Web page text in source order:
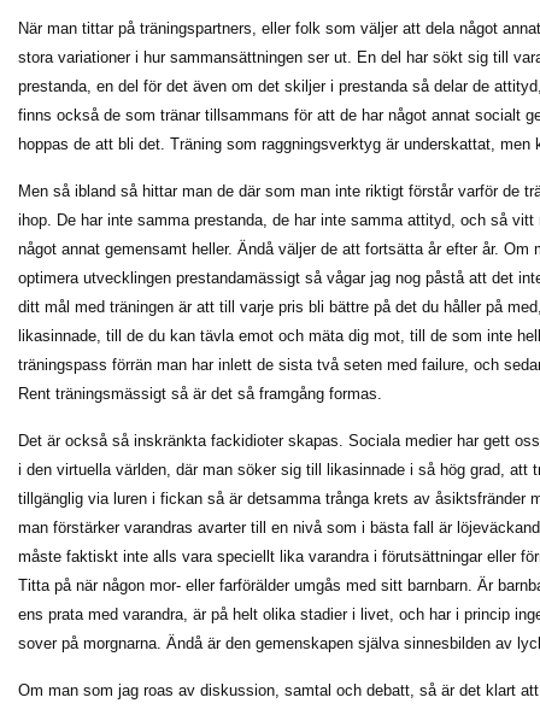
När man tittar på träningspartners, eller folk som väljer att dela något
stora variationer i hur sammansättningen ser ut. En del har sökt sig till
prestanda, en del för det även om det skiljer i prestanda så delar de
finns också de som tränar tillsammans för att de har något annat socialt
hoppas de att bli det. Träning som raggningsverktyg är underskattat,
Men så ibland så hittar man de där som man inte riktigt förstår varför de
ihop. De har inte samma prestanda, de har inte samma attityd, och så
något annat gemensamt heller. Ändå väljer de att fortsätta år efter år. Om
optimera utvecklingen prestandamässigt så vågar jag nog påstå att det
ditt mål med träningen är att till varje pris bli bättre på det du håller på
likasinnade, till de du kan tävla emot och mäta dig mot, till de som inte
träningspass förrän man har inlett de sista två seten med failure, och
Rent träningsmässigt så är det så framgång formas.
Det är också så inskränkta fackidioter skapas. Sociala medier har gett
i den virtuella världen, där man söker sig till likasinnade i så hög grad, att
tillgänglig via luren i fickan så är detsamma trånga krets av åsiktsfränder
man förstärker varandras avarter till en nivå som i bästa fall är
måste faktiskt inte alls vara speciellt lika varandra i förutsättningar eller
Titta på när någon mor- eller farförälder umgås med sitt barnbarn. Är
ens prata med varandra, är på helt olika stadier i livet, och har i princip
sover på morgnarna. Ändå är den gemenskapen själva sinnesbilden av
Om man som jag roas av diskussion, samtal och debatt, så är det klart